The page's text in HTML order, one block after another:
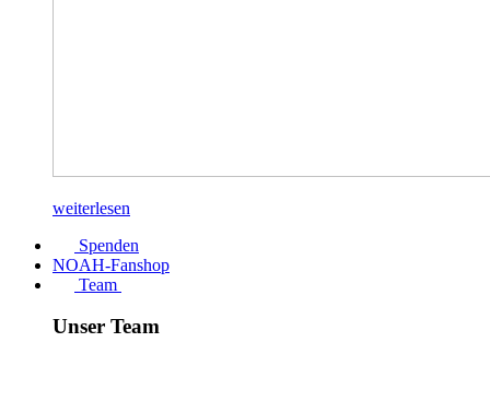
weiterlesen
Spenden
NOAH-Fanshop
Team
Unser Team